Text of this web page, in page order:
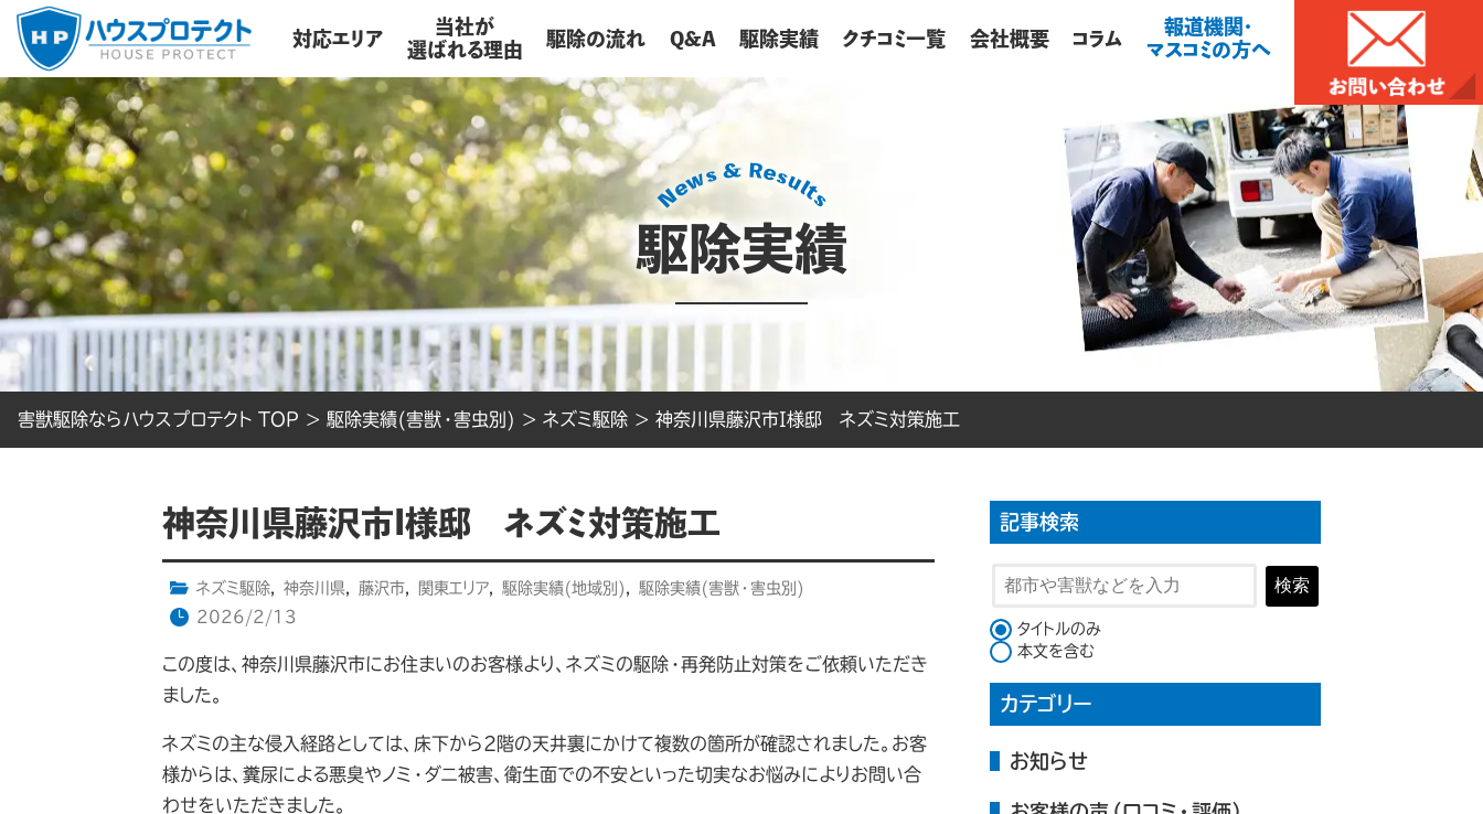
対応エリア
当社が
選ばれる理由
駆除の流れ Q&A 駆除実績 クチコミ一覧 会社概要 コラム
報道機関・
マスコミの方へ
駆除実績
害獣駆除ならハウスプロテクト TOP > 駆除実績(害獣・害虫別) > ネズミ駆除 > 神奈川県藤沢市I様邸 ネズミ対策施工
神奈川県藤沢市I様邸 ネズミ対策施工
ネズミ駆除, 神奈川県, 藤沢市, 関東エリア, 駆除実績(地域別) ,
駆除実績(害獣・害虫別)
2026/2/13
この度は、神奈川県藤沢市にお住まいのお客様より、ネズミの駆除・再発防止対策をご依頼いただき
ました。
ネズミの主な侵入経路としては、床下から2階の天井裏にかけて複数の箇所が確認されました。お客
様からは、糞尿による悪臭やノミ・ダニ被害、衛生面での不安といった切実なお悩みによりお問い合
わせをいただきました。
記事検索
検索
検索対象
タイトルのみ
本文を含む
カテゴリー
お知らせ